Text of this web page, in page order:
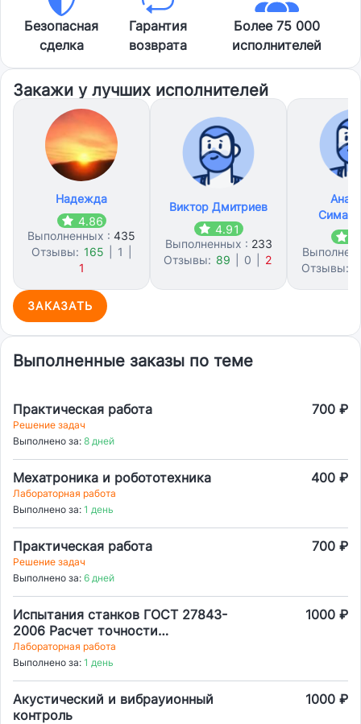
Безопасная
сделка
Гарантия
возврата
Более 75 000
исполнителей
Закажи у лучших исполнителей
Надежда
4.86
Выполненных : 435
Отзывы: 165 1
1
Виктор Дмитриев
4.91
Выполненных : 233
Отзывы: 89 0 2
Отзывы:
ЗАКАЗАТЬ
Выполненные заказы по теме
Практическая работа 700 ₽
Решение задач
Выполнено за: 8 дней
Мехатроника и робототехника 400 ₽
Лабораторная работа
Выполнено за: 1 день
Практическая работа 700 ₽
Решение задач
Выполнено за: 6 дней
Испытания станков ГОСТ 27843-
2006 Расчет точности
позиционирования по ГОСТ
1000 ₽
Лабораторная работа
Выполнено за: 1 день
Акустический и вибрауионный
контроль
1000 ₽